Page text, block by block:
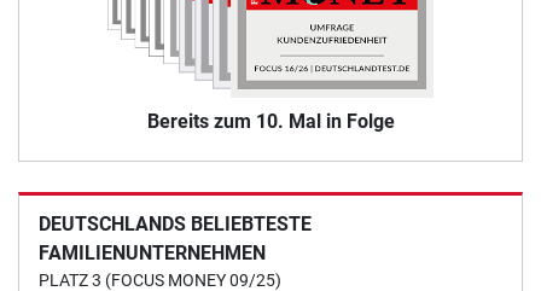
Bereits zum 10. Mal in Folge
DEUTSCHLANDS BELIEBTESTE
FAMILIENUNTERNEHMEN
PLATZ 3 (FOCUS MONEY 09/25)